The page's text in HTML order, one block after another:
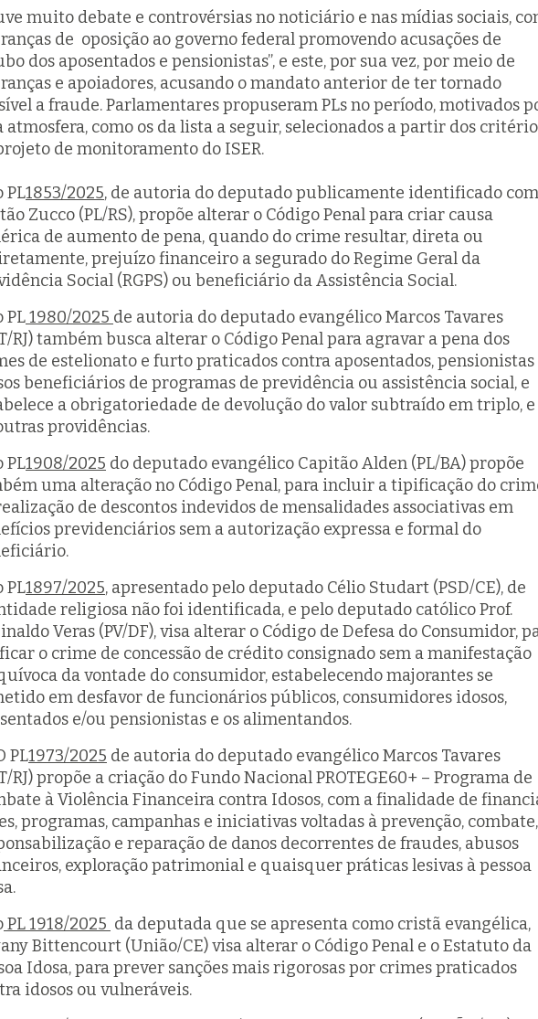
muito debate e controvérsias no noticiário e nas mídias sociais,
de oposição ao governo federal promovendo acusações de
dos aposentados e pensionistas”, e este, por sua vez, por meio de
e apoiadores, acusando o mandato anterior de ter tornado
a fraude. Parlamentares propuseram PLs no período, motivados
atmosfera, como os da lista a seguir, selecionados a partir dos
de monitoramento do ISER.
PL1853/2025, de autoria do deputado publicamente identificado
Zucco (PL/RS), propõe alterar o Código Penal para criar causa
de aumento de pena, quando do crime resultar, direta ou
prejuízo financeiro a segurado do Regime Geral da
Social (RGPS) ou beneficiário da Assistência Social.
PL1980/2025 de autoria do deputado evangélico Marcos Tavares
RJ) também busca alterar o Código Penal para agravar a pena dos
de estelionato e furto praticados contra aposentados, pensionistas
beneficiários de programas de previdência ou assistência social, e
a obrigatoriedade de devolução do valor subtraído em triplo, e
providências.
PL1908/2025 do deputado evangélico Capitão Alden (PL/BA) propõe
uma alteração no Código Penal, para incluir a tipificação do
de descontos indevidos de mensalidades associativas em
previdenciários sem a autorização expressa e formal do
PL1897/2025, apresentado pelo deputado Célio Studart (PSD/CE), de
religiosa não foi identificada, e pelo deputado católico Prof.
Veras (PV/DF), visa alterar o Código de Defesa do Consumidor,
o crime de concessão de crédito consignado sem a manifestação
da vontade do consumidor, estabelecendo majorantes se
em desfavor de funcionários públicos, consumidores idosos,
e/ou pensionistas e os alimentandos.
PL1973/2025 de autoria do deputado evangélico Marcos Tavares
RJ) propõe a criação do Fundo Nacional PROTEGE60+ – Programa de
à Violência Financeira contra Idosos, com a finalidade de
programas, campanhas e iniciativas voltadas à prevenção, combate,
e reparação de danos decorrentes de fraudes, abusos
exploração patrimonial e quaisquer práticas lesivas à pessoa
PL 1918/2025 da deputada que se apresenta como cristã evangélica,
Bittencourt (União/CE) visa alterar o Código Penal e o Estatuto da
Idosa, para prever sanções mais rigorosas por crimes praticados
idosos ou vulneráveis.